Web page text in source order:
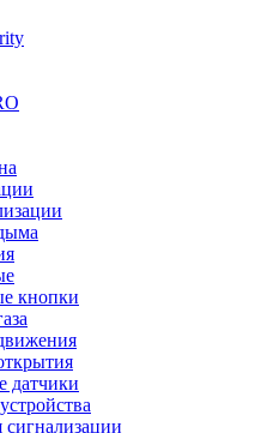
кнопки
датчики
сигнализации